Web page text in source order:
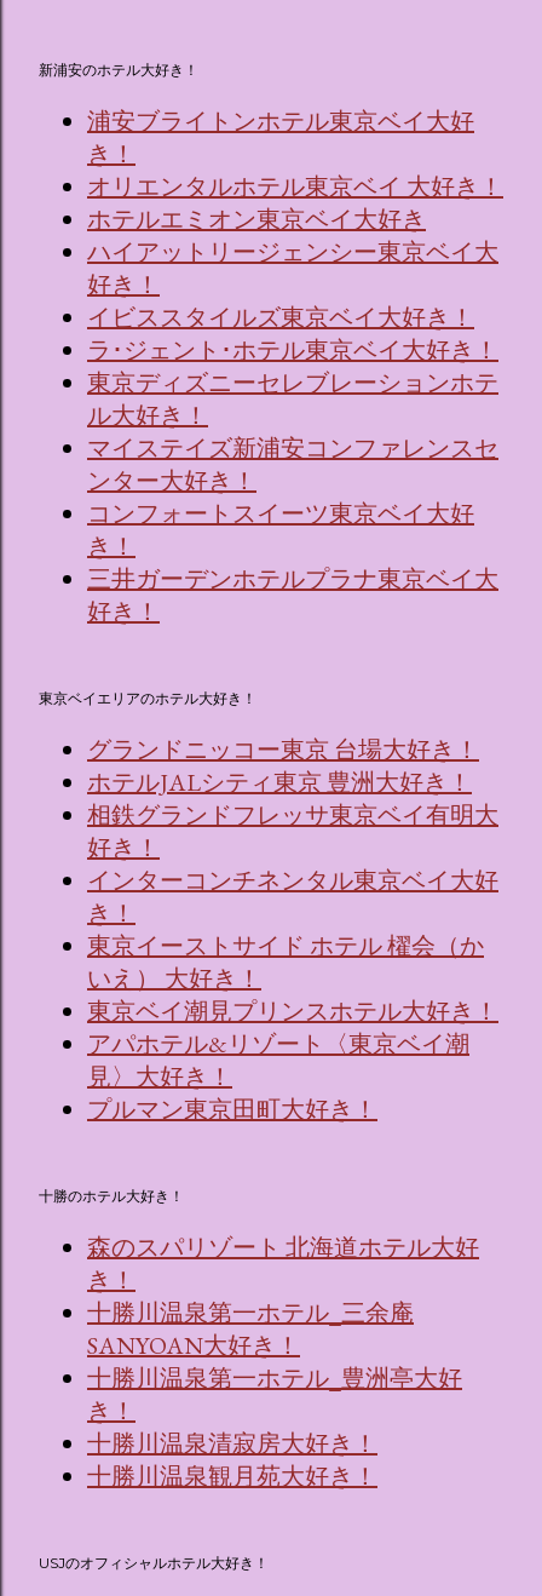
新浦安のホテル大好き！
浦安ブライトンホテル東京ベイ大好
き！
オリエンタルホテル東京ベイ 大好き！
ホテルエミオン東京ベイ大好き
ハイアットリージェンシー東京ベイ大
好き！
イビススタイルズ東京ベイ大好き！
ラ･ジェント･ホテル東京ベイ大好き！
東京ディズニーセレブレーションホテ
ル大好き！
マイステイズ新浦安コンファレンスセ
ンター大好き！
コンフォートスイーツ東京ベイ大好
き！
三井ガーデンホテルプラナ東京ベイ大
好き！
東京ベイエリアのホテル大好き！
グランドニッコー東京 台場大好き！
ホテルJALシティ東京 豊洲大好き！
相鉄グランドフレッサ東京ベイ有明大
好き！
インターコンチネンタル東京ベイ大好
き！
東京イーストサイド ホテル 櫂会（か
いえ） 大好き！
東京ベイ潮見プリンスホテル大好き！
アパホテル&リゾート〈東京ベイ潮
見〉大好き！
プルマン東京田町大好き！
十勝のホテル大好き！
森のスパリゾート 北海道ホテル大好
き！
十勝川温泉第一ホテル_三余庵
SANYOAN大好き！
十勝川温泉第一ホテル_豊洲亭大好
き！
十勝川温泉清寂房大好き！
十勝川温泉観月苑大好き！
USJのオフィシャルホテル大好き！